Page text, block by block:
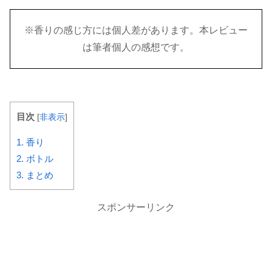
※香りの感じ方には個人差があります。本レビュー
は筆者個人の感想です。
目次 [非表示]
1. 香り
2. ボトル
3. まとめ
スポンサーリンク